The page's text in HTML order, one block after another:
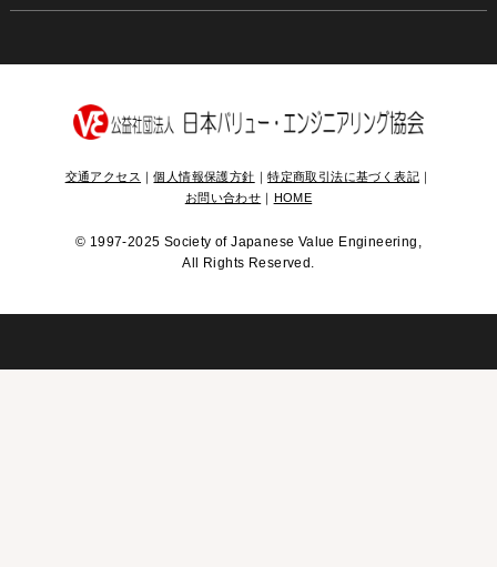
交通アクセス ｜個人情報保護方針 ｜特定商取引法に基づく表記｜
お問い合わせ ｜ HOME
© 1997-2025 Society of Japanese Value Engineering,
All Rights Reserved.